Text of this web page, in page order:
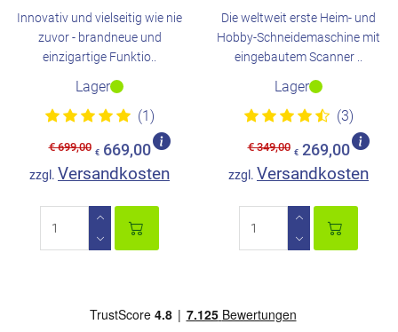
Innovativ und vielseitig wie nie
zuvor - brandneue und
einzigartige Funktio..
Lager
(1)
€ 699,00 € 669,00
zzgl. Versandkosten
Die weltweit erste Heim- und
Hobby-Schneidemaschine mit
eingebautem Scanner ..
Lager
(3)
€ 349,00 € 269,00
zzgl. Versandkosten